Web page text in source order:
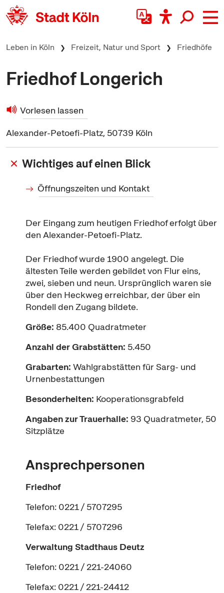
zum Inhalt springen
Leben in Köln Freizeit, Natur und Sport Friedhöfe
Friedhof Longerich
Vorlesen lassen
Alexander-Petoefi-Platz, 50739 Köln
Wichtiges auf einen Blick
Öffnungszeiten und Kontakt
Der Eingang zum heutigen Friedhof erfolgt über
den Alexander-Petoefi-Platz.
Der Friedhof wurde 1900 angelegt. Die
ältesten Teile werden gebildet von Flur eins,
zwei, sieben und neun. Ursprünglich waren sie
über den Heckweg erreichbar, der über ein
Rondell den Zugang bildete.
Größe: 85.400 Quadratmeter
Anzahl der Grabstätten: 5.450
Grabarten:Wahlgrabstätten für Sarg- und
Urnenbestattungen
Besonderheiten: Kooperationsgrabfeld
Angaben zur Trauerhalle: 93 Quadratmeter, 50
Sitzplätze
Ansprechpersonen
Friedhof
Telefon: 0221 / 5707295
Telefax: 0221 / 5707296
Verwaltung Stadthaus Deutz
Telefon: 0221 / 221-24060
Telefax: 0221 / 221-24412